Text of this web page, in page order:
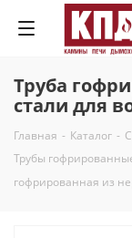
Труба
стали для
Главная - Каталог -
Трубы
гофрированная из